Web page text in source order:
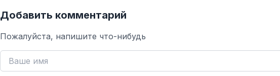
Добавить комментарий
Пожалуйста, напишите что-нибудь